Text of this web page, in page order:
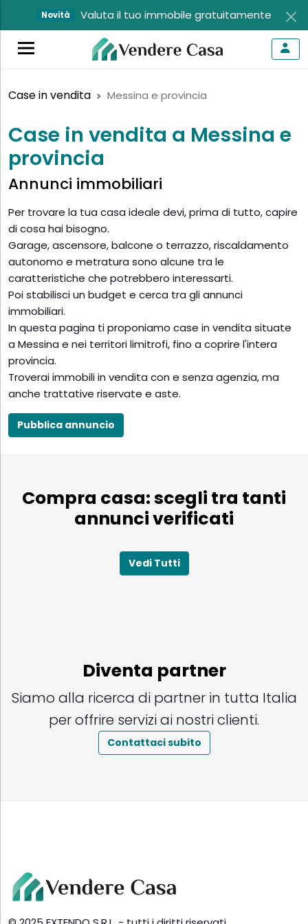
Novità Valuta il tuo immobile gratuitamente
Case in vendita Messina e provincia
Case in vendita a Messina e
provincia
Annunci immobiliari
Per trovare la tua casa ideale devi, prima di tutto, capire
di cosa hai bisogno.
Garage, ascensore, balcone o terrazzo, riscaldamento
autonomo e metratura sono alcune tra le
caratteristiche che potrebbero interessarti.
Poi stabilisci un budget e cerca tra gli annunci
immobiliari.
In questa pagina ti proponiamo case in vendita situate
a Messina e nei territori limitrofi, fino a coprire l'intera
provincia.
Troverai immobili in vendita con e senza agenzia, ma
anche trattative riservate e aste.
Pubblica annuncio
Compra casa: scegli tra tanti
annunci verificati
Vedi Tutti
Diventa partner
Siamo alla ricerca di partner in tutta Italia
per offrire servizi ai nostri clienti.
Contattaci subito